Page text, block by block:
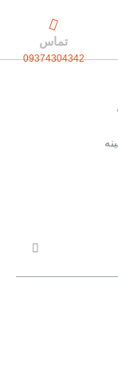
تماس
09374304342